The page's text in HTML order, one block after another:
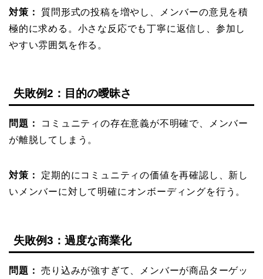
対策：
質問形式の投稿を増やし、メンバーの意見を積
極的に求める。小さな反応でも丁寧に返信し、参加し
やすい雰囲気を作る。
失敗例2：目的の曖昧さ
問題：
コミュニティの存在意義が不明確で、メンバー
が離脱してしまう。
対策：
定期的にコミュニティの価値を再確認し、新し
いメンバーに対して明確にオンボーディングを行う。
失敗例3：過度な商業化
問題：
売り込みが強すぎて、メンバーが商品ターゲッ